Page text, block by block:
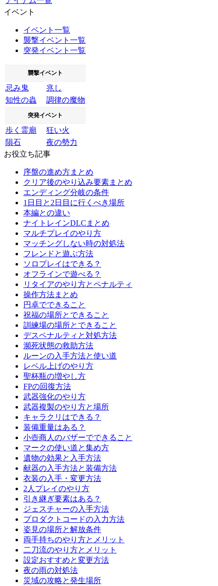
イベント
イベント一覧
襲撃イベント一覧
突発イベント一覧
襲撃イベント
忌み鬼
兆し
知性の蟲
調律の魔物
突発イベント
歩く霊廟
狂い火
隕石
夜の勢力
お役立ち記事
序盤の進め方まとめ
クリア後のやり込み要素まとめ
エンディング分岐の条件
1日目と2日目に行くべき場所
本編との違い
ナイトレインDLCまとめ
マルチプレイのやり方
マッチングしない時の対処法
フレンドと遊ぶ方法
ソロプレイはできる？
オフラインで遊べる？
リタイアのやり方とペナルティ
操作方法まとめ
円卓でできること
祝福の場所とできること
訓練場の場所とできること
デスペナルティと対処方法
瀕死状態の救助方法
ルーンの入手方法と使い道
レベル上げのやり方
聖杯瓶の増やし方
FPの回復方法
武器強化のやり方
武器複製のやり方と場所
キャラクリはできる？
装備重量はある？
小壺商人のバザーでできること
マークの使い道と集め方
遺物の効果と入手方法
献器の入手方法と装備方法
衣装の入手・変更方法
2人プレイのやり方
引き継ぎ要素はある？
ジェスチャーの入手方法
プロダクトコードの入力方法
姿見の場所と解放条件
両手持ちのやり方とメリット
二刀流のやり方とメリット
設定おすすめと変更方法
夜の雨の対処法
災域の攻略と発生場所